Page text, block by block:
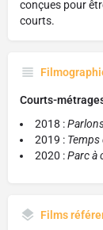
conçues pour
courts.
Courts-
2018 :
2019 : Temps
2020 :Parc à
Films